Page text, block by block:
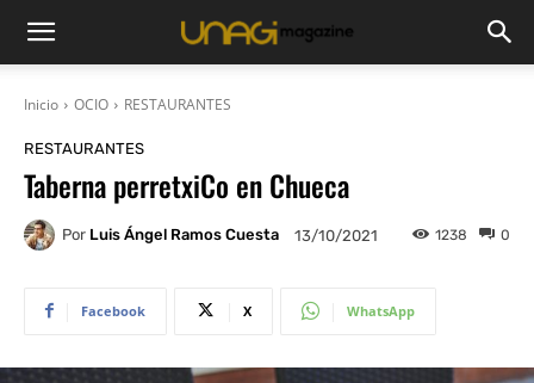
Inicio OCIO RESTAURANTES
RESTAURANTES
Taberna perretxiCo en Chueca
Por Luis Ángel Ramos Cuesta 13/10/2021 0
1238
Facebook X WhatsApp